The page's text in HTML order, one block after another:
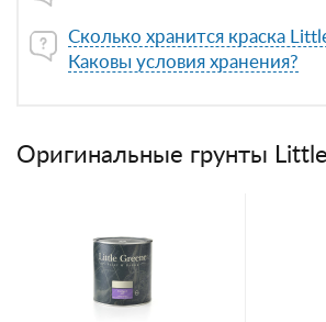
Сколько хранится краска
Каковы условия хранения?
Оригинальные грунты